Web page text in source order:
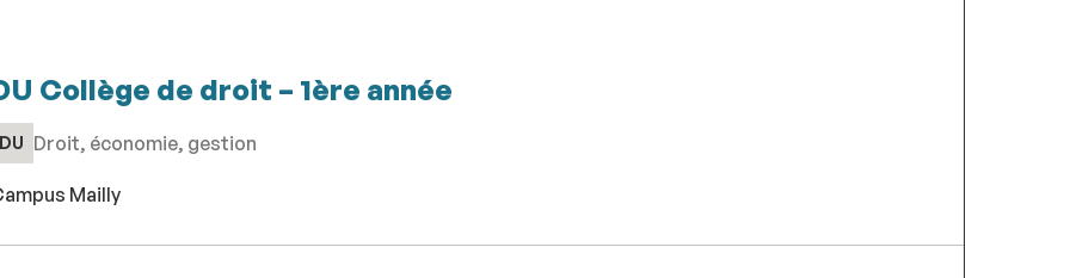
Collège de droit – 1ère année
Droit, économie, gestion
Mailly